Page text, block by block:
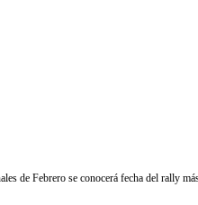
de Febrero se conocerá fecha del rally